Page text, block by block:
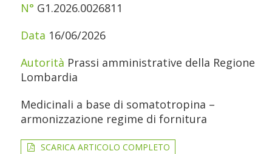
G1.2026.0026811
16/06/2026
Prassi amministrative della Regione
Lombardia
Medicinali a base di somatotropina –
armonizzazione regime di fornitura
SCARICA ARTICOLO COMPLETO